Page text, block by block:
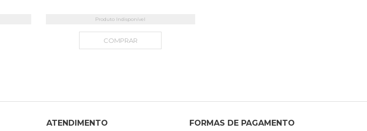
Produto Indisponível
COMPRAR
ATENDIMENTO FORMAS DE PAGAMENTO